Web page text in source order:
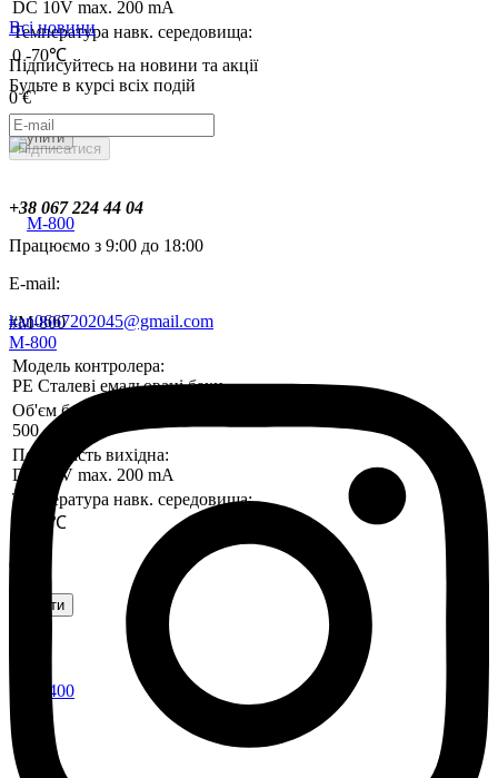
DC 10V max. 200 mA
Температура навк. середовища:
0 -70℃
0 €
Купити
#M-800
M-800
Модель контролера:
PE Сталеві емальовані баки
Об'єм бака:
500 ~ 1000
Потужність вихідна:
DC 10V max. 200 mA
Температура навк. середовища:
0 -70℃
0 €
Купити
Всі новини
Підписуйтесь на новини та акції
Будьте в курсі всіх подій
Підписатися
+38 067 224 44 04
Працюємо з 9:00 до 18:00
E-mail:
kan0667202045@gmail.com